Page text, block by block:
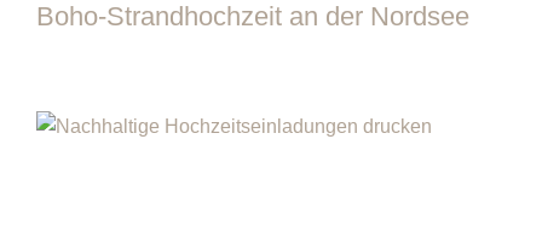
Boho-Strandhochzeit an der Nordsee